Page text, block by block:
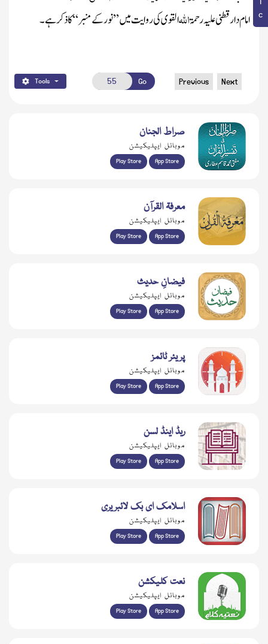
امام دارقطنیعلیہ رحمۃاللہالقویکی روایت میں ’’ نور کے منبر‘‘ کا ذکر ہے۔
Tools Go Previous Next
صراط الجنان
موبائل ایپلیکیشن
Play Store App Store
معرفۃ القرآن
موبائل ایپلیکیشن
Play Store App Store
فیضانِ حدیث
موبائل ایپلیکیشن
Play Store App Store
پریئر ٹائمز
موبائل ایپلیکیشن
Play Store App Store
ریڈ اینڈ لسن
موبائل ایپلیکیشن
Play Store App Store
اسلامک ای بک لائبریری
موبائل ایپلیکیشن
Play Store App Store
نعت کلیکشن
موبائل ایپلیکیشن
Play Store App Store